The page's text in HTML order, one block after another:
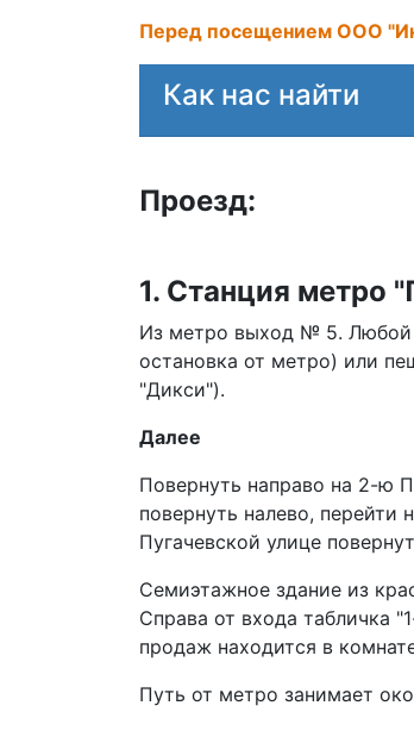
Перед посещением ООО
Как нас найти
Проезд:
1. Станция метро
Из метро выход № 5. Любой
остановка от метро) или
"Дикси").
Далее
Повернуть направо на 2-ю
повернуть налево,
Пугачевской улице
Семиэтажное здание из
Справа от входа табличка
продаж находится в
Путь от метро занимает